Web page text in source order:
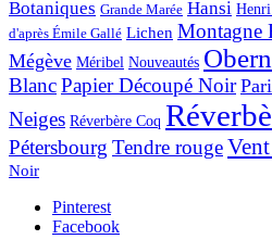
Botaniques Grande Marée Hansi
d'après Émile Gallé Lichen Montagne
Mégève Méribel Nouveautés
BlancPapier Découpé Noir
Neiges Réverbère Coq
Pétersbourg Tendre rouge
Noir
Pinterest
Facebook